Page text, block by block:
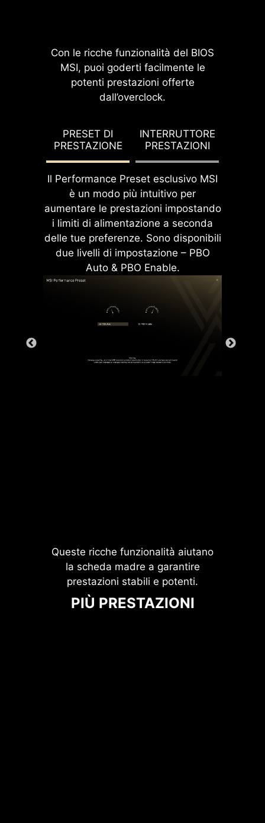
Con le ricche funzionalità del BIOS
MSI, puoi goderti facilmente le
potenti prestazioni offerte
dall’overclock.
PRESET DI
PRESTAZIONE
INTERRUTTORE
PRESTAZIONI
Il Performance Preset esclusivo MSI
è un modo più intuitivo per
aumentare le prestazioni impostando
i limiti di alimentazione a seconda
delle tue preferenze. Sono disponibili
due livelli di impostazione – PBO
Auto & PBO Enable.
Queste ricche funzionalità aiutano
la scheda madre a garantire
prestazioni stabili e potenti.
PIÙ PRESTAZIONI